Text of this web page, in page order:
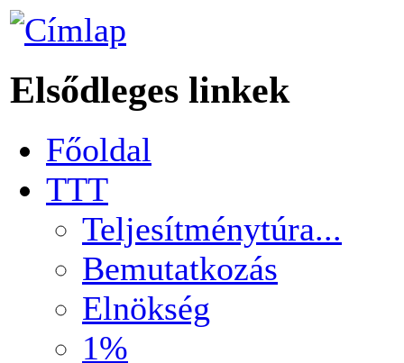
Elsődleges linkek
Főoldal
TTT
Teljesítménytúra...
Bemutatkozás
Elnökség
1%